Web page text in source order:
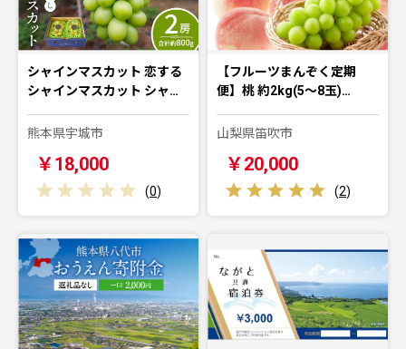
シャインマスカット 恋する
シャインマスカット シャ…
熊本県宇城市
￥18,000
(0)
【フルーツまんぞく定期
便】桃 約2kg(5～8玉)…
山梨県笛吹市
￥20,000
(2)